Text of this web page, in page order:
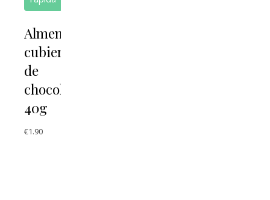
Almendras
cubiertas
de
chocolate
40g
€1.90